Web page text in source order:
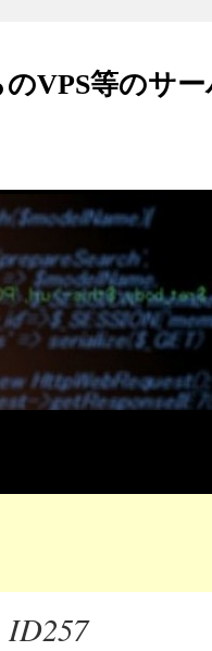
VPS等のサ
ID257